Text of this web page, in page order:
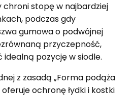
stopę w najbardziej
podczas gdy
gumowa o podwójnej
przyczepność,
pozycję w siodle.
z zasadą „Forma podąża
oferuje ochronę łydki i kostki